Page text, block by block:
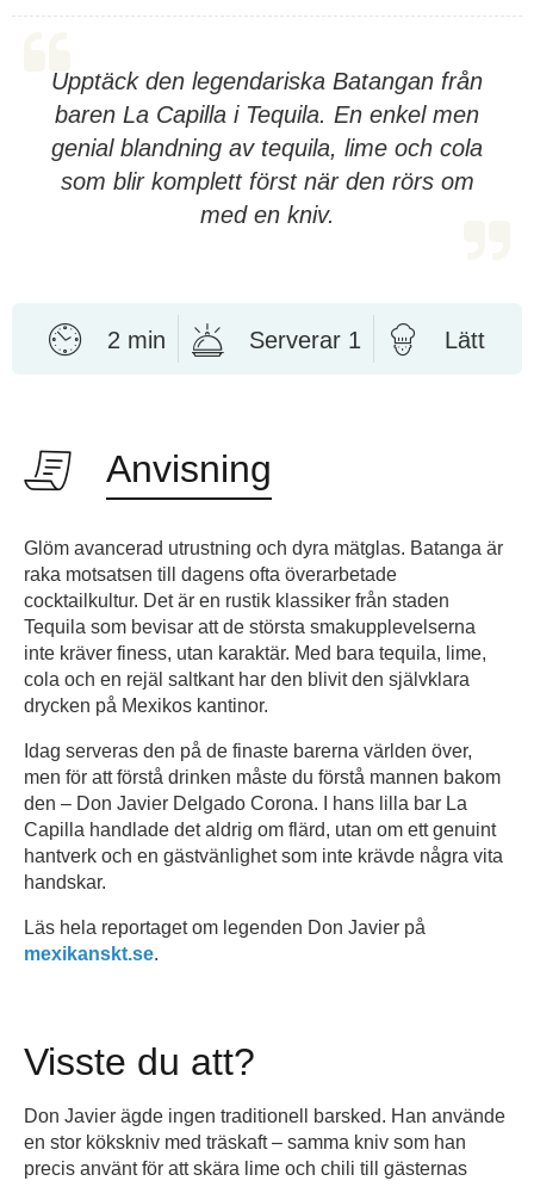
Upptäck den legendariska Batangan från
baren La Capilla i Tequila. En enkel men
genial blandning av tequila, lime och cola
som blir komplett först när den rörs om
med en kniv.
2 min Serverar 1 Lätt
Anvisning
Glöm avancerad utrustning och dyra mätglas. Batanga är
raka motsatsen till dagens ofta överarbetade
cocktailkultur. Det är en rustik klassiker från staden
Tequila som bevisar att de största smakupplevelserna
inte kräver finess, utan karaktär. Med bara tequila, lime,
cola och en rejäl saltkant har den blivit den självklara
drycken på Mexikos kantinor.
Idag serveras den på de finaste barerna världen över,
men för att förstå drinken måste du förstå mannen bakom
den – Don Javier Delgado Corona. I hans lilla bar La
Capilla handlade det aldrig om flärd, utan om ett genuint
hantverk och en gästvänlighet som inte krävde några vita
handskar.
Läs hela reportaget om legenden Don Javier på
mexikanskt.se.
Visste du att?
Don Javier ägde ingen traditionell barsked. Han använde
en stor kökskniv med träskaft – samma kniv som han
precis använt för att skära lime och chili till gästernas